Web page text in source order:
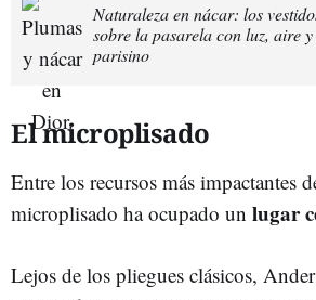
Naturaleza en nácar: los
sobre la pasarela con luz, aire
parisino
El microplisado
Entre los recursos más impactantes
microplisado ha ocupado un lugar
Lejos de los pliegues clásicos,